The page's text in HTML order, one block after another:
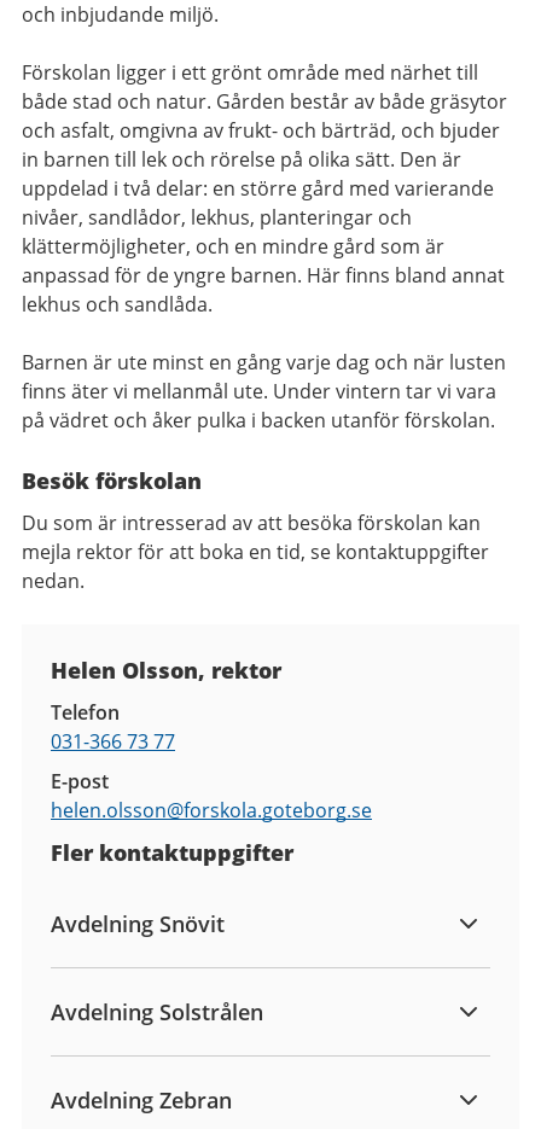
och inbjudande miljö.
Förskolan ligger i ett grönt område med närhet till
både stad och natur. Gården består av både gräsytor
och asfalt, omgivna av frukt- och bärträd, och bjuder
in barnen till lek och rörelse på olika sätt. Den är
uppdelad i två delar: en större gård med varierande
nivåer, sandlådor, lekhus, planteringar och
klättermöjligheter, och en mindre gård som är
anpassad för de yngre barnen. Här finns bland annat
lekhus och sandlåda.
Barnen är ute minst en gång varje dag och när lusten
finns äter vi mellanmål ute. Under vintern tar vi vara
på vädret och åker pulka i backen utanför förskolan.
Besök förskolan
Du som är intresserad av att besöka förskolan kan
mejla rektor för att boka en tid, se kontaktuppgifter
nedan.
Helen Olsson, rektor
Telefon
031-366 73 77
E-post
helen.olsson@forskola.goteborg.se
Fler kontaktuppgifter
Avdelning Snövit
Avdelning Solstrålen
Avdelning Zebran